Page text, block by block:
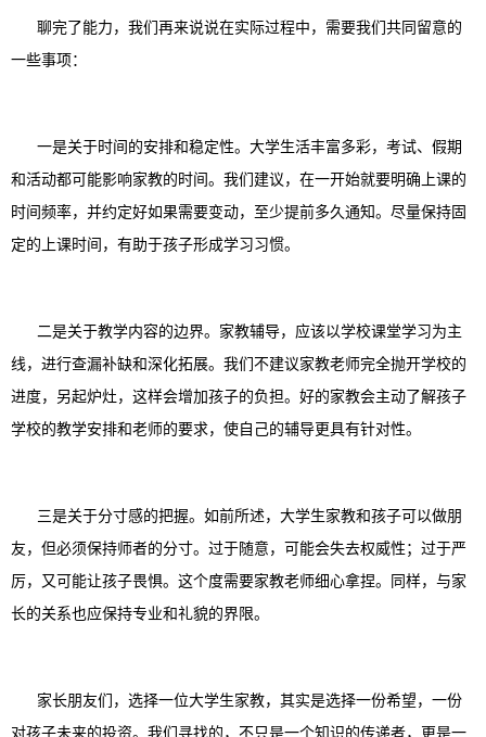
聊完了能力，我们再来说说在实际过程中，需要我们共同留意的
一些事项：
一是关于时间的安排和稳定性。大学生活丰富多彩，考试、假期
和活动都可能影响家教的时间。我们建议，在一开始就要明确上课的
时间频率，并约定好如果需要变动，至少提前多久通知。尽量保持固
定的上课时间，有助于孩子形成学习习惯。
二是关于教学内容的边界。家教辅导，应该以学校课堂学习为主
线，进行查漏补缺和深化拓展。我们不建议家教老师完全抛开学校的
进度，另起炉灶，这样会增加孩子的负担。好的家教会主动了解孩子
学校的教学安排和老师的要求，使自己的辅导更具有针对性。
三是关于分寸感的把握。如前所述，大学生家教和孩子可以做朋
友，但必须保持师者的分寸。过于随意，可能会失去权威性；过于严
厉，又可能让孩子畏惧。这个度需要家教老师细心拿捏。同样，与家
长的关系也应保持专业和礼貌的界限。
家长朋友们，选择一位大学生家教，其实是选择一份希望，一份
对孩子未来的投资。我们寻找的，不只是一个知识的传递者，更是一